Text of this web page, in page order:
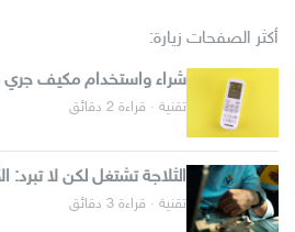
أكثر الصفحات زيارة:
شراء واستخدام مكيف جري
تقنية · قراءة 2 دقائق
الثلاجة تشتغل لكن لا تبرد:
تقنية · قراءة 3 دقائق